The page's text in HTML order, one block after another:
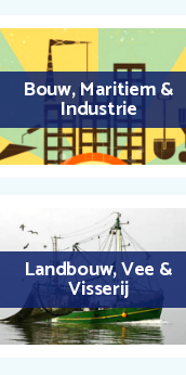
Bouw, Maritiem &
Industrie
Landbouw, Vee &
Visserij